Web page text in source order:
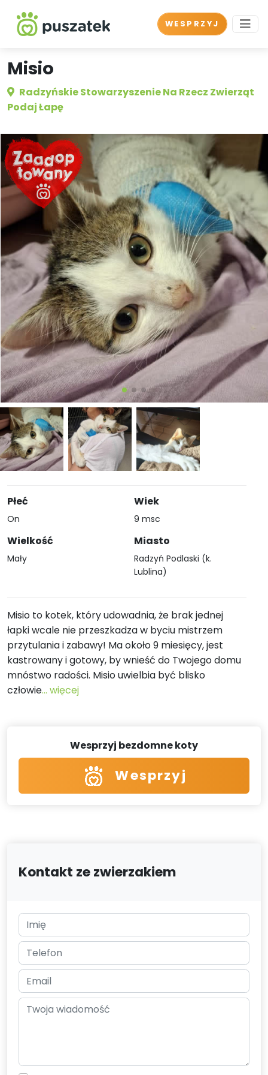
WESPRZYJ
Misio
Radzyńskie Stowarzyszenie Na Rzecz Zwierząt
Podaj Łapę
Płeć
On
Wielkość
Mały
Wiek
9 msc
Miasto
Radzyń Podlaski (k.
Lublina)
Misio to kotek, który udowadnia, że brak jednej
łapki wcale nie przeszkadza w byciu mistrzem
przytulania i zabawy! Ma około 9 miesięcy, jest
kastrowany i gotowy, by wnieść do Twojego domu
mnóstwo radości. Misio uwielbia być blisko
człowie... więcej
Wesprzyj bezdomne koty
Wesprzyj
Kontakt ze zwierzakiem